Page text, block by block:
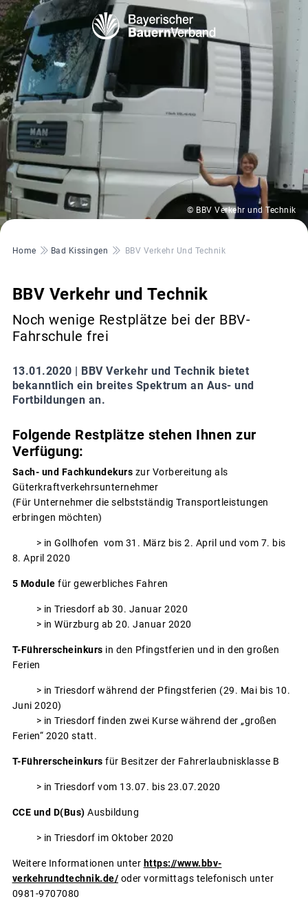
© BBV Verkehr und Technik
Pfadnavigation
Home Bad Kissingen BBV Verkehr Und Technik
BBV Verkehr und Technik
Noch wenige Restplätze bei der BBV-
Fahrschule frei
13.01.2020 | BBV Verkehr und Technik bietet
bekanntlich ein breites Spektrum an Aus- und
Fortbildungen an.
Folgende Restplätze stehen Ihnen zur
Verfügung:
Sach- und Fachkundekurs zur Vorbereitung als
Güterkraftverkehrsunternehmer
(Für Unternehmer die selbstständig Transportleistungen
erbringen möchten)
> in Gollhofen vom 31. März bis 2. April und vom 7. bis
8. April 2020
5 Module für gewerbliches Fahren
> in Triesdorf ab 30. Januar 2020
> in Würzburg ab 20. Januar 2020
T-Führerscheinkurs in den Pfingstferien und in den großen
Ferien
> in Triesdorf während der Pfingstferien (29. Mai bis 10.
Juni 2020)
> in Triesdorf finden zwei Kurse während der „großen
Ferien“ 2020 statt.
T-Führerscheinkurs für Besitzer der Fahrerlaubnisklasse B
> in Triesdorf vom 13.07. bis 23.07.2020
CCE und D(Bus) Ausbildung
> in Triesdorf im Oktober 2020
Weitere Informationen unter https://www.bbv-
verkehrundtechnik.de/ oder vormittags telefonisch unter
0981-9707080